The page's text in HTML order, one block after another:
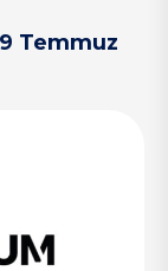
Temmuz